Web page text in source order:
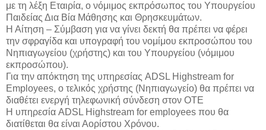
με τη λέξη Εταιρία, ο νόμιμος εκπρόσωπος του Υπουργείου
Παιδείας Δια Βία Μάθησης και Θρησκευμάτων.
Η Αίτηση – Σύμβαση για να γίνει δεκτή θα πρέπει να φέρει
την σφραγίδα και υπογραφή του νομίμου εκπροσώπου του
Νηπιαγωγείου (χρήστης) και του Υπουργείου (νόμιμου
εκπροσώπου).
Για την απόκτηση της υπηρεσίας ADSL Highstream for
Employees, ο τελικός χρήστης (Νηπιαγωγείο) θα πρέπει να
διαθέτει ενεργή τηλεφωνική σύνδεση στον ΟΤΕ
Η υπηρεσία ADSL Highstream for employees που θα
διατίθεται θα είναι Αορίστου Χρόνου.